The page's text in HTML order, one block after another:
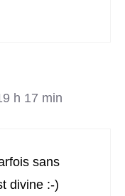
h 17 min
sans
divine :-)